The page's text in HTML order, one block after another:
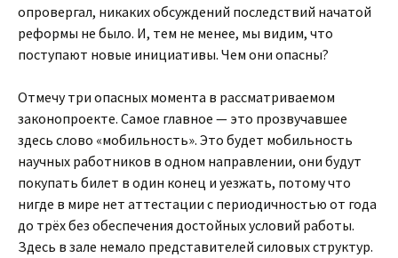
опровергал, никаких обсуждений последствий начатой
реформы не было. И, тем не менее, мы видим, что
поступают новые инициативы. Чем они опасны?
Отмечу три опасных момента в рассматриваемом
законопроекте. Самое главное — это прозвучавшее
здесь слово «мобильность». Это будет мобильность
научных работников в одном направлении, они будут
покупать билет в один конец и уезжать, потому что
нигде в мире нет аттестации с периодичностью от года
до трёх без обеспечения достойных условий работы.
Здесь в зале немало представителей силовых структур.